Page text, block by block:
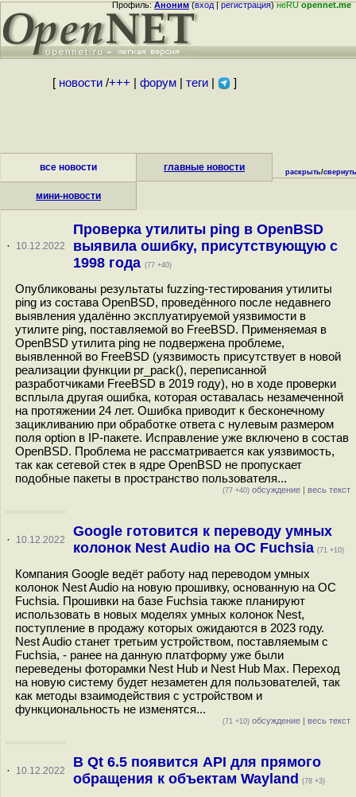
Профиль:Аноним(вход|регистрация)неRUopennet.me
[ новости/+++ форум| теги| ]
все новости главные новости
мини-новости
раскрыть/свернуть
· 10.12.2022
Проверка утилиты ping в OpenBSD
выявила ошибку, присутствующую с
1998 года (77 +40)
Опубликованы результаты fuzzing-тестирования утилиты
ping из состава OpenBSD, проведённого после недавнего
выявления удалённо эксплуатируемой уязвимости в
утилите ping, поставляемой во FreeBSD. Применяемая в
OpenBSD утилита ping не подвержена проблеме,
выявленной во FreeBSD (уязвимость присутствует в новой
реализации функции pr_pack(), переписанной
разработчиками FreeBSD в 2019 году), но в ходе проверки
всплыла другая ошибка, которая оставалась незамеченной
на протяжении 24 лет. Ошибка приводит к бесконечному
зацикливанию при обработке ответа с нулевым размером
поля option в IP-пакете. Исправление уже включено в состав
OpenBSD. Проблема не рассматривается как уязвимость,
так как сетевой стек в ядре OpenBSD не пропускает
подобные пакеты в пространство пользователя...
(77 +40) обсуждение | весь текст
· 10.12.2022
Google готовится к переводу умных
колонок Nest Audio на ОС Fuchsia (71 +10)
Компания Google ведёт работу над переводом умных
колонок Nest Audio на новую прошивку, основанную на ОС
Fuchsia. Прошивки на базе Fuchsia также планируют
использовать в новых моделях умных колонок Nest,
поступление в продажу которых ожидаются в 2023 году.
Nest Audio станет третьим устройством, поставляемым с
Fuchsia, - ранее на данную платформу уже были
переведены фоторамки Nest Hub и Nest Hub Max. Переход
на новую систему будет незаметен для пользователей, так
как методы взаимодействия с устройством и
функциональность не изменятся...
(71 +10) обсуждение | весь текст
· 10.12.2022
В Qt 6.5 появится API для прямого
обращения к объектам Wayland
(78 +3)